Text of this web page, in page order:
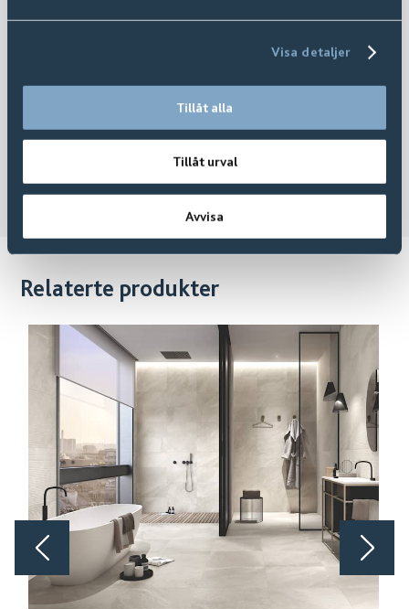
Visa detaljer
Tillåt alla
Tillåt urval
Avvisa
Relaterte produkter